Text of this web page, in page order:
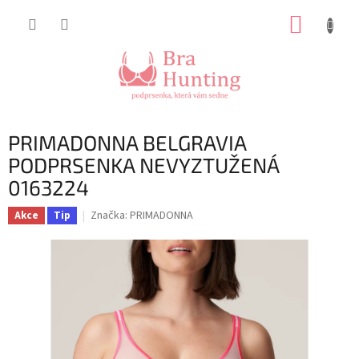
PRIMADONNA BELGRAVIA
PODPRSENKA NEVYZTUŽENÁ
0163224
Akce Tip Značka: PRIMADONNA